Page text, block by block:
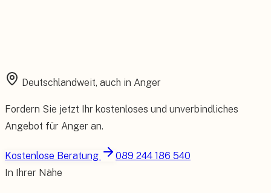
Deutschlandweit, auch in Anger
Fordern Sie jetzt Ihr kostenloses und unverbindliches
Angebot für Anger an.
Kostenlose Beratung
089 244 186 540
In Ihrer Nähe